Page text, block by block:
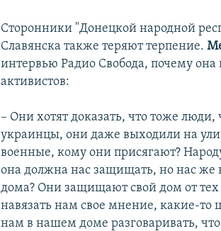
Сторонники "Донецкой народной
Славянска также теряют терпение.
интервью Радио Свобода, почему
активистов:
– Они хотят доказать, что тоже люди,
украинцы, они даже выходили на
военные, кому они присягают?
она должна нас защищать, но нас же
дома? Они защищают свой дом от
навязать нам свое мнение, какие-то
нам в нашем доме разговаривать,